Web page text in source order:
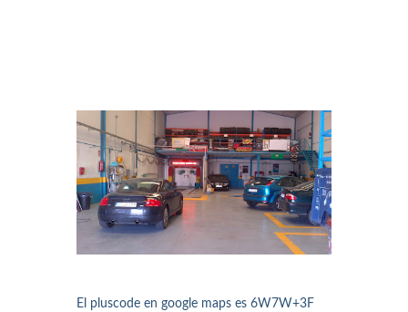
El pluscode en google maps es 6W7W+3F